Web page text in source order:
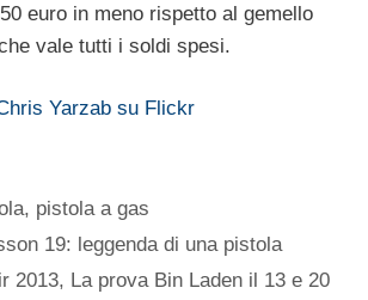
euro in meno rispetto al gemello
vale tutti i soldi spesi.
Yarzab su Flickr
, pistola a gas
19: leggenda di una pistola
2013, La prova Bin Laden il 13 e 20